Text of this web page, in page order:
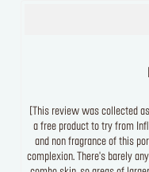
[This review was collected
a free product to try from
and non fragrance of this
complexion. There's barely